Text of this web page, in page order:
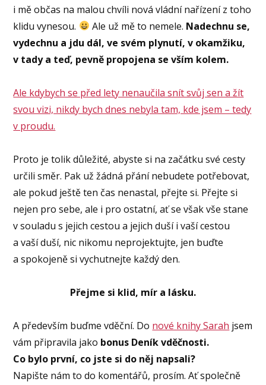
i mě občas na malou chvíli nová vládní nařízení z toho
klidu vynesou.
Ale už mě to nemele. Nadechnu se,
vydechnu a jdu dál, ve svém plynutí, v okamžiku,
v tady a teď, pevně propojena se vším kolem.
Ale kdybych se před lety nenaučila snít svůj sen a žít
svou vizi, nikdy bych dnes nebyla tam, kde jsem – tedy
v proudu.
Proto je tolik důležité, abyste si na začátku své cesty
určili směr. Pak už žádná přání nebudete potřebovat,
ale pokud ještě ten čas nenastal, přejte si. Přejte si
nejen pro sebe, ale i pro ostatní, ať se však vše stane
v souladu s jejich cestou a jejich duší i vaší cestou
a vaší duší, nic nikomu neprojektujte, jen buďte
a spokojeně si vychutnejte každý den.
Přejme si klid, mír a lásku.
A především buďme vděční. Do nové knihy Sarah jsem
vám připravila jako bonus Deník vděčnosti.
Co bylo první, co jste si do něj napsali?
Napište nám to do komentářů, prosím. Ať společně